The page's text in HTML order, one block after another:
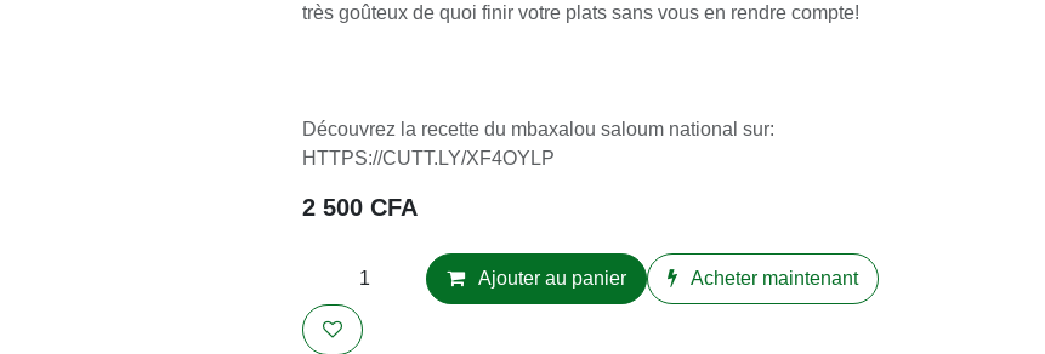
très goûteux de quoi finir votre plats sans vous en rendre compte!
Découvrez la recette du mbaxalou saloum national sur:
HTTPS://CUTT.LY/XF4OYLP
2 500 CFA
Ajouter au panier
Acheter maintenant